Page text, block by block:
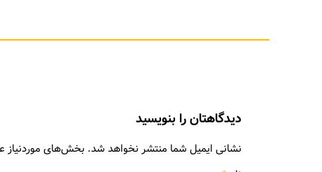
دیدگاهتان را بنویسید
نشانی ایمیل شما منتشر نخواهد شد. بخش‌های موردنیاز